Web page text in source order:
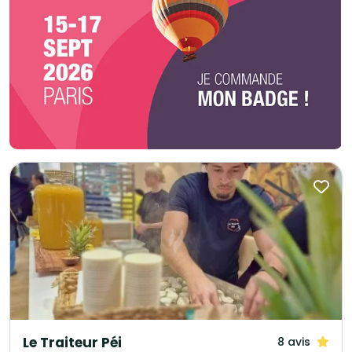
Le Traiteur Péi 8 avis